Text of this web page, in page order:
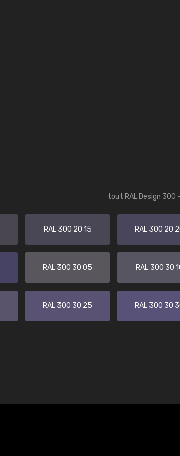
tout RAL Design 300
RAL 300 20 15 RAL 300 20
RAL 300 30 05 RAL 300 30
RAL 300 30 25 RAL 300 30